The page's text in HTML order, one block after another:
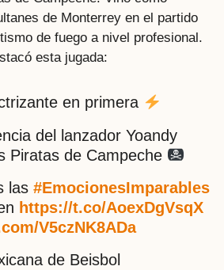
de Monterrey en el partido
de fuego a nivel profesional.
esta jugada:
en primera
del lanzador Yoandy
Piratas de Campeche
las #EmocionesImparables
https://t.co/AoexDgVsqX
V5czNK8ADa
de Beisbol